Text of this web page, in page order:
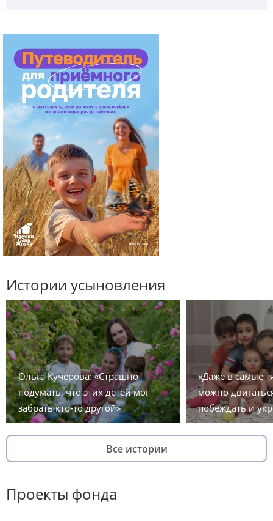
Истории усыновления
Ольга Кучерова: «Страшно
подумать, что этих детей мог
забрать кто-то другой»
«Даже в самые
можно
побеждать и
Все истории
Проекты фонда